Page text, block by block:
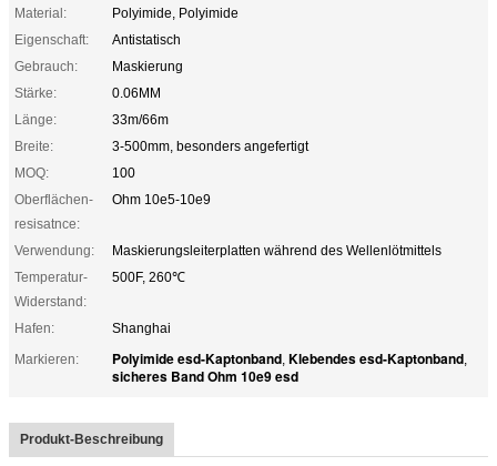
Material:
Polyimide, Polyimide
Eigenschaft:
Antistatisch
Gebrauch:
Maskierung
Stärke:
0.06MM
Länge:
33m/66m
Breite:
3-500mm, besonders angefertigt
MOQ:
100
Oberflächen-
resisatnce:
Ohm 10e5-10e9
Verwendung:
Maskierungsleiterplatten während des Wellenlötmittels
Temperatur-
Widerstand:
500F, 260℃
Hafen:
Shanghai
Markieren:
Polyimide esd-Kaptonband, Klebendes esd-Kaptonband,
sicheres Band Ohm 10e9 esd
Produkt-Beschreibung